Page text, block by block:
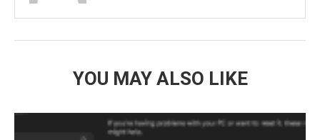
YOU MAY ALSO LIKE